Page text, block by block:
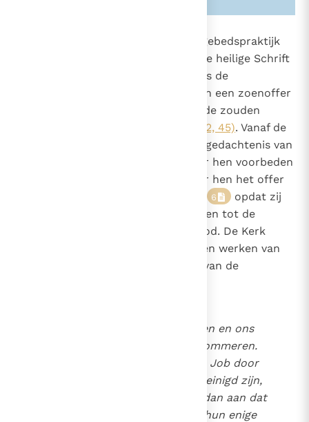
Deze leer vindt ook steun in de gebedspraktijk
voor de overledenen, waarover de heilige Schrift
al spreekt: "Daarom liet hij (Judas de
Makkabeeër) voor de overledenen een zoenoffer
opdragen, opdat zij van hun zonde zouden
(2 Makk. 12, 45). Vanaf de
eerste tijden heeft de Kerk de nagedachtenis van
de overledenen geëerd door voor hen voorbeden
te verrichten en vooral door voor hen het offer
van de Eucharistie op te dragen, 6
opdat zij
na gelouterd te zijn kunnen komen tot de
gelukzalige aanschouwing van God. De Kerk
beveelt ook aalmoezen, aflaten en werken van
boetvaardigheid aan ten gunste van de
Laten wij hun nu hulp bieden en ons
om hun nagedachtenis bekommeren.
Als immers de kinderen van Job door
het offer van hun vader gereinigd zijn,
waarom twijfelt gij er dan aan dat
onze offers voor de doden hun enige